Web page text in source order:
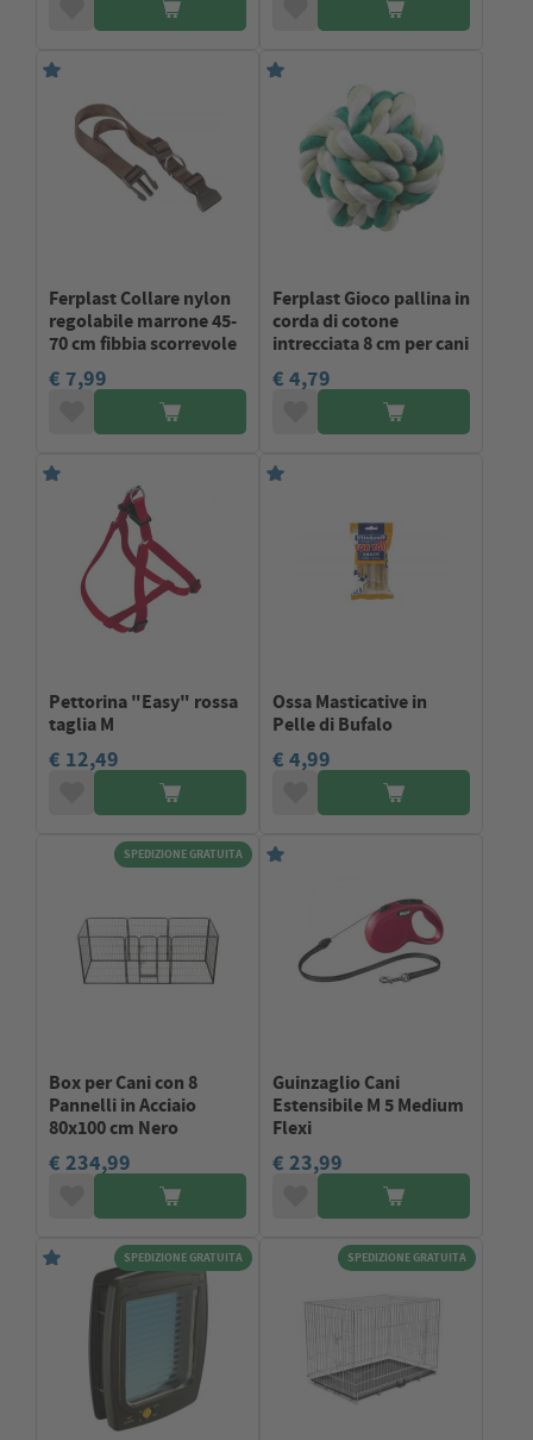
Ferplast Collare nylon
regolabile marrone 45-
70 cm fibbia scorrevole
€ 7,99
Ferplast Gioco pallina in
corda di cotone
intrecciata 8 cm per cani
€ 4,79
Pettorina "Easy" rossa
taglia M
€ 12,49
Ossa Masticative in
Pelle di Bufalo
€ 4,99
SPEDIZIONE GRATUITA
Box per Cani con 8
Pannelli in Acciaio
80x100 cm Nero
€ 234,99
Guinzaglio Cani
Estensibile M 5 Medium
Flexi
€ 23,99
SPEDIZIONE GRATUITA SPEDIZIONE GRATUITA